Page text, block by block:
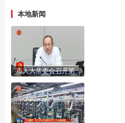
本地新闻
市人大常委会召开第147次主任会议